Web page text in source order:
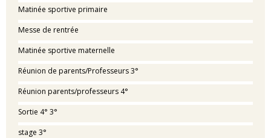
Matinée sportive primaire
Messe de rentrée
Matinée sportive maternelle
Réunion de parents/Professeurs 3°
Réunion parents/professeurs 4°
Sortie 4° 3°
stage 3°